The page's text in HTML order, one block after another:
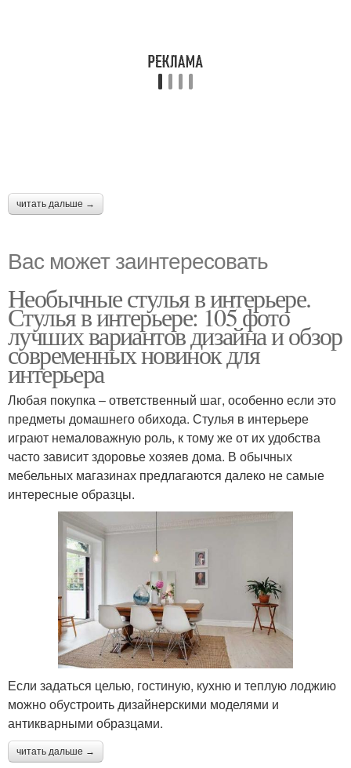
читать дальше →
Вас может заинтересовать
Необычные стулья в интерьере.
Стулья в интерьере: 105 фото
лучших вариантов дизайна и обзор
современных новинок для
интерьера
Любая покупка – ответственный шаг, особенно если это
предметы домашнего обихода. Стулья в интерьере
играют немаловажную роль, к тому же от их удобства
часто зависит здоровье хозяев дома. В обычных
мебельных магазинах предлагаются далеко не самые
интересные образцы.
Если задаться целью, гостиную, кухню и теплую лоджию
можно обустроить дизайнерскими моделями и
антикварными образцами.
читать дальше →